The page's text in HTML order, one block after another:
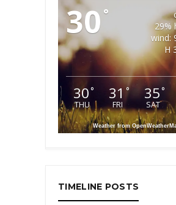
30 °
29%
wind:
H
30°
THU
31°
FRI
35°
SAT
Weather from
TIMELINE POSTS